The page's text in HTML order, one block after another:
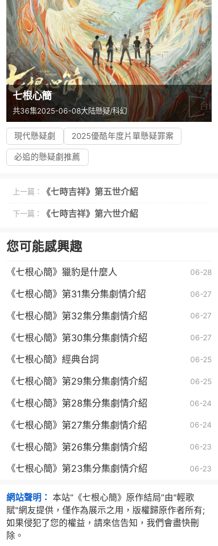
七根心簡
共36集2025-06-08大陆懸疑/科幻
現代懸疑劇 2025優酷年度片單懸疑罪案
必追的懸疑劇推薦
上一篇： 《七時吉祥》第五世介紹
下一篇： 《七時吉祥》第六世介紹
您可能感興趣
《七根心簡》獵豹是什麼人 06-28
《七根心簡》第31集分集劇情介紹 06-27
《七根心簡》第32集分集劇情介紹 06-27
《七根心簡》第30集分集劇情介紹 06-27
《七根心簡》經典台詞 06-25
《七根心簡》第29集分集劇情介紹 06-25
《七根心簡》第28集分集劇情介紹 06-24
《七根心簡》第27集分集劇情介紹 06-24
《七根心簡》第26集分集劇情介紹 06-23
《七根心簡》第23集分集劇情介紹 06-23
網站聲明： 本站“《七根心簡》原作結局”由"輕歌
賦"網友提供，僅作為展示之用，版權歸原作者所有;
如果侵犯了您的權益，請來信告知，我們會盡快刪
除。